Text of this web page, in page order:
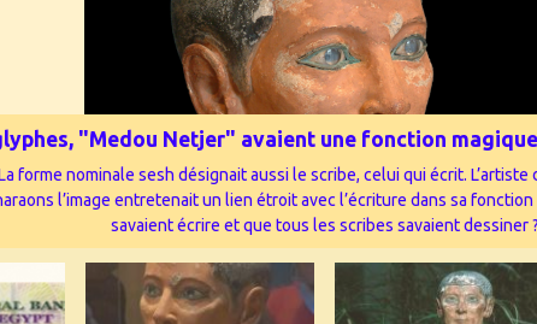
"Medou Netjer" avaient une fonction
nominale sesh désignait aussi le scribe, celui qui écrit.
l’image entretenait un lien étroit avec l’écriture dans sa
savaient écrire et que tous les scribes savaient dessiner ?